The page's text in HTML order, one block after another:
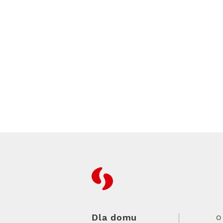
RFC
Dla domu